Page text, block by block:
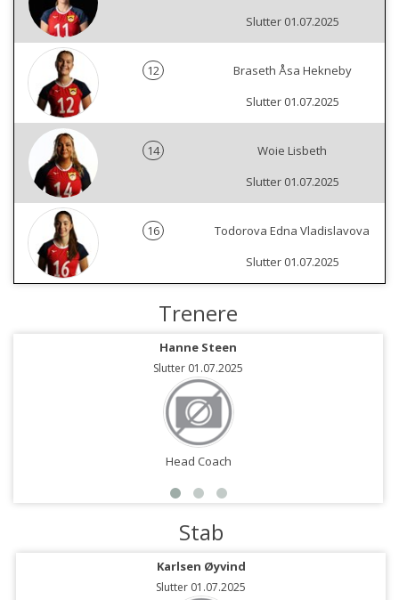
Slutter 01.07.2025
12
Braseth Åsa Hekneby
Slutter 01.07.2025
14
Woie Lisbeth
Slutter 01.07.2025
16
Todorova Edna Vladislavova
Slutter 01.07.2025
Trenere
Hanne Steen
Slutter 01.07.2025
Head Coach
Stab
Karlsen Øyvind
Slutter 01.07.2025